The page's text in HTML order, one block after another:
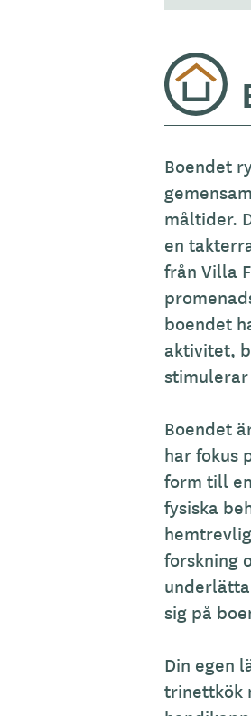
A
l
l
m
ä
n
b
e
s
r
i
v
n
i
n
g
Boendet
måltider.
en
från Villa
boendet
aktivitet,
stimulerar
Boendet
har fokus
form till
fysiska
forskning
sig på
Din egen
trinettkök